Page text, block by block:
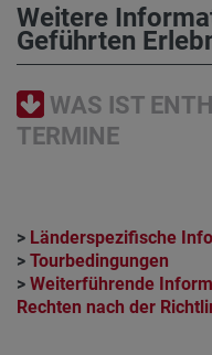
Weitere
Geführten
WAS IST
TERMINE
> Länderspezifische
> Tourbedingungen
> Weiterführende
Rechten nach der